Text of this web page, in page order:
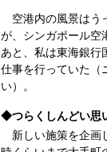
空港内の風景はう
が、シンガポール空
あと、私は東海銀行
仕事を行っていた（
い）。
◆つらくしんどい思
新しい施策を企画